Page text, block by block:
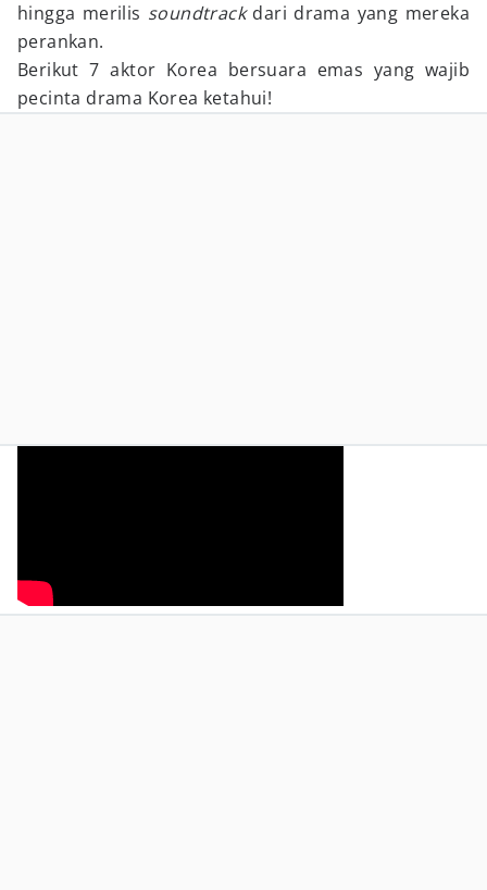
hingga merilis soundtrack dari drama yang mereka
perankan.
Berikut 7 aktor Korea bersuara emas yang wajib
pecinta drama Korea ketahui!